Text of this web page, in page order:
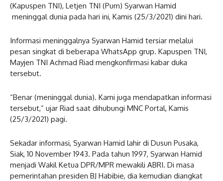
(Kapuspen TNI), Letjen TNI (Purn) Syarwan Hamid
meninggal dunia pada hari ini, Kamis (25/3/2021) dini hari.
Informasi meninggalnya Syarwan Hamid tersiar melalui
pesan singkat di beberapa WhatsApp grup. Kapuspen TNI,
Mayjen TNI Achmad Riad mengkonfirmasi kabar duka
tersebut.
“Benar (meninggal dunia). Kami juga mendapatkan informasi
tersebut,” ujar Riad saat dihubungi MNC Portal, Kamis
(25/3/2021) pagi.
Sekadar informasi, Syarwan Hamid lahir di Dusun Pusaka,
Siak, 10 November 1943. Pada tahun 1997, Syarwan Hamid
menjadi Wakil Ketua DPR/MPR mewakili ABRI. Di masa
pemerintahan presiden BJ Habibie, dia kemudian diangkat